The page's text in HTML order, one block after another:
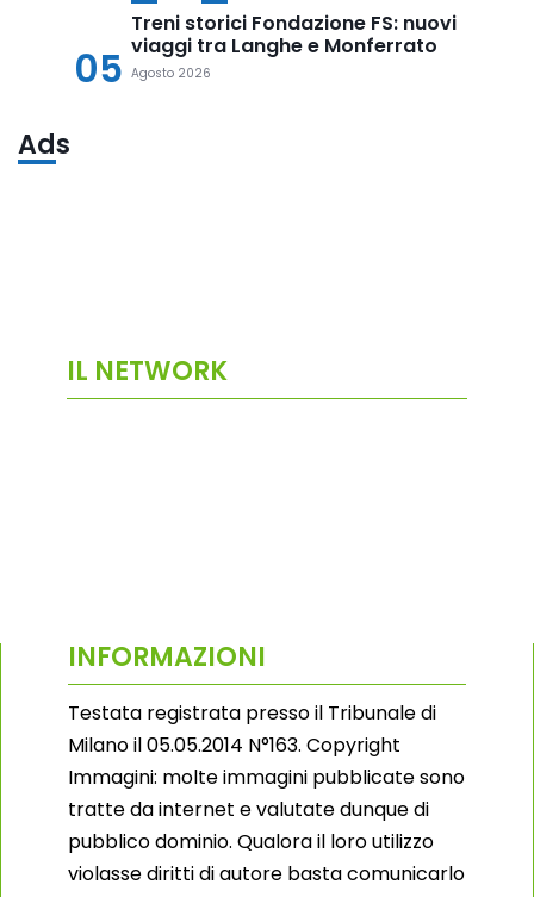
05
Treni storici Fondazione FS: nuovi
viaggi tra Langhe e Monferrato
Agosto 2026
Ads
IL NETWORK
INFORMAZIONI
Testata registrata presso il Tribunale di
Milano il 05.05.2014 N°163. Copyright
Immagini: molte immagini pubblicate sono
tratte da internet e valutate dunque di
pubblico dominio. Qualora il loro utilizzo
violasse diritti di autore basta comunicarlo